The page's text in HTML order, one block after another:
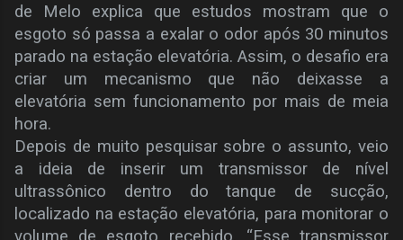
de Melo explica que estudos mostram que o
esgoto só passa a exalar o odor após 30 minutos
parado na estação elevatória. Assim, o desafio era
criar um mecanismo que não deixasse a
elevatória sem funcionamento por mais de meia
hora.
Depois de muito pesquisar sobre o assunto, veio
a ideia de inserir um transmissor de nível
ultrassônico dentro do tanque de sucção,
localizado na estação elevatória, para monitorar o